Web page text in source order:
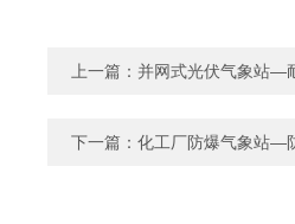
上一篇： 并网式光伏气象站—
下一篇： 化工厂防爆气象站—